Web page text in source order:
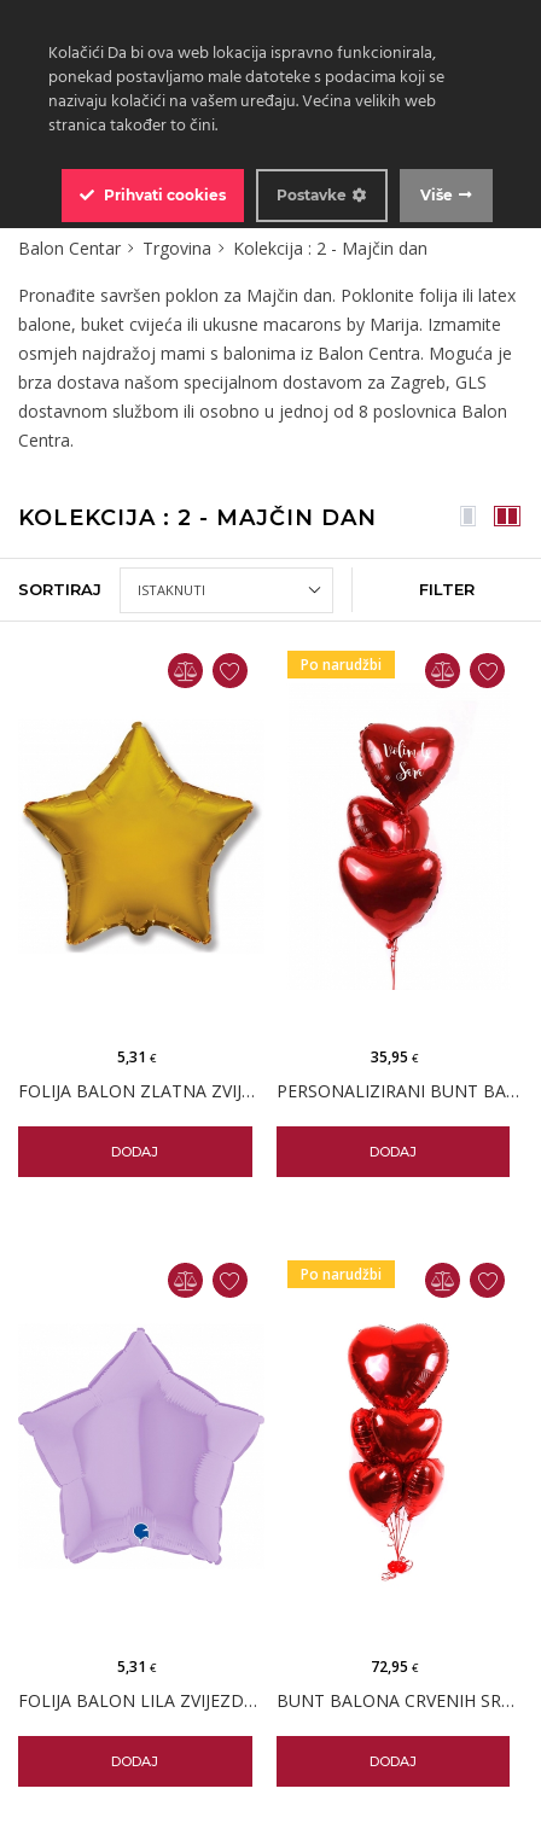
Balon Centar Trgovina Kolekcija : 2 - Majčin dan
Pronađite savršen poklon za Majčin dan. Poklonite folija ili latex
balone, buket cvijeća ili ukusne macarons by Marija. Izmamite
osmjeh najdražoj mami s balonima iz Balon Centra. Moguća je
brza dostava našom specijalnom dostavom za Zagreb, GLS
dostavnom službom ili osobno u jednoj od 8 poslovnica Balon
Centra.
KOLEKCIJA : 2 - MAJČIN DAN
SORTIRAJ FILTER
FOLIJA BALON ZLATNA ZVIJEZDA 18" PK
5,31€
DODAJ
Po narudžbi
PERSONALIZIRANI BUNT BALONA 3 CRVENA SRCA
35,95€
DODAJ
FOLIJA BALON LILA ZVIJEZDA 18"
5,31€
DODAJ
Po narudžbi
BUNT BALONA CRVENIH SRCA JUMBO MIX
72,95€
DODAJ
Kolačići Da bi ova web lokacija ispravno funkcionirala,
ponekad postavljamo male datoteke s podacima koji se
nazivaju kolačići na vašem uređaju. Većina velikih web
stranica također to čini.
Prihvati cookies Više
Postavke